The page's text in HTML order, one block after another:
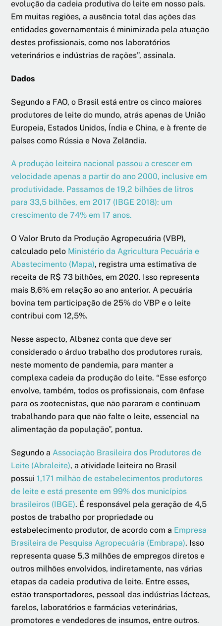
evolução da cadeia produtiva do leite em nosso país.
Em muitas regiões, a ausência total das ações das
entidades governamentais é minimizada pela atuação
destes profissionais, como nos laboratórios
veterinários e indústrias de rações”, assinala.
Dados
Segundo a FAO, o Brasil está entre os cinco maiores
produtores de leite do mundo, atrás apenas de União
Europeia, Estados Unidos, Índia e China, e à frente de
países como Rússia e Nova Zelândia.
A produção leiteira nacional passou a crescer em
velocidade apenas a partir do ano 2000, inclusive em
produtividade. Passamos de 19,2 bilhões de litros
para 33,5 bilhões, em 2017 (IBGE 2018): um
crescimento de 74% em 17 anos.
O Valor Bruto da Produção Agropecuária (VBP),
calculado pelo Ministério da Agricultura Pecuária e
Abastecimento (Mapa), registra uma estimativa de
receita de R$ 73 bilhões, em 2020. Isso representa
mais 8,6% em relação ao ano anterior. A pecuária
bovina tem participação de 25% do VBP e o leite
contribui com 12,5%.
Nesse aspecto, Albanez conta que deve ser
considerado o árduo trabalho dos produtores rurais,
neste momento de pandemia, para manter a
complexa cadeia da produção do leite. “Esse esforço
envolve, também, todos os profissionais, com ênfase
para os zootecnistas, que não pararam e continuam
trabalhando para que não falte o leite, essencial na
alimentação da população”, pontua.
Segundo aAssociação Brasileira dos Produtores de
Leite (Abraleite), a atividade leiteira no Brasil
possui1,171 milhão de estabelecimentos produtores
de leite e está presente em 99% dos municípios
brasileiros (IBGE). É responsável pela geração de 4,5
postos de trabalho por propriedade ou
estabelecimento produtor, de acordo com a Empresa
Brasileira de Pesquisa Agropecuária (Embrapa). Isso
representa quase 5,3 milhões de empregos diretos e
outros milhões envolvidos, indiretamente, nas várias
etapas da cadeia produtiva de leite. Entre esses,
estão transportadores, pessoal das indústrias lácteas,
farelos, laboratórios e farmácias veterinárias,
promotores e vendedores de insumos, entre outros.